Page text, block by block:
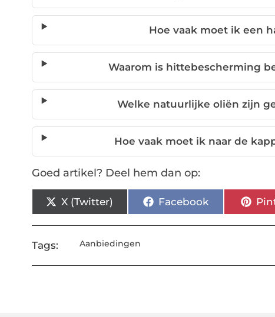
Hoe vaak moet ik een
Waarom is hittebescherming
Welke natuurlijke oliën zijn
Hoe vaak moet ik naar de
Goed artikel? Deel hem dan op:
X (Twitter) Facebook
Tags: Aanbiedingen